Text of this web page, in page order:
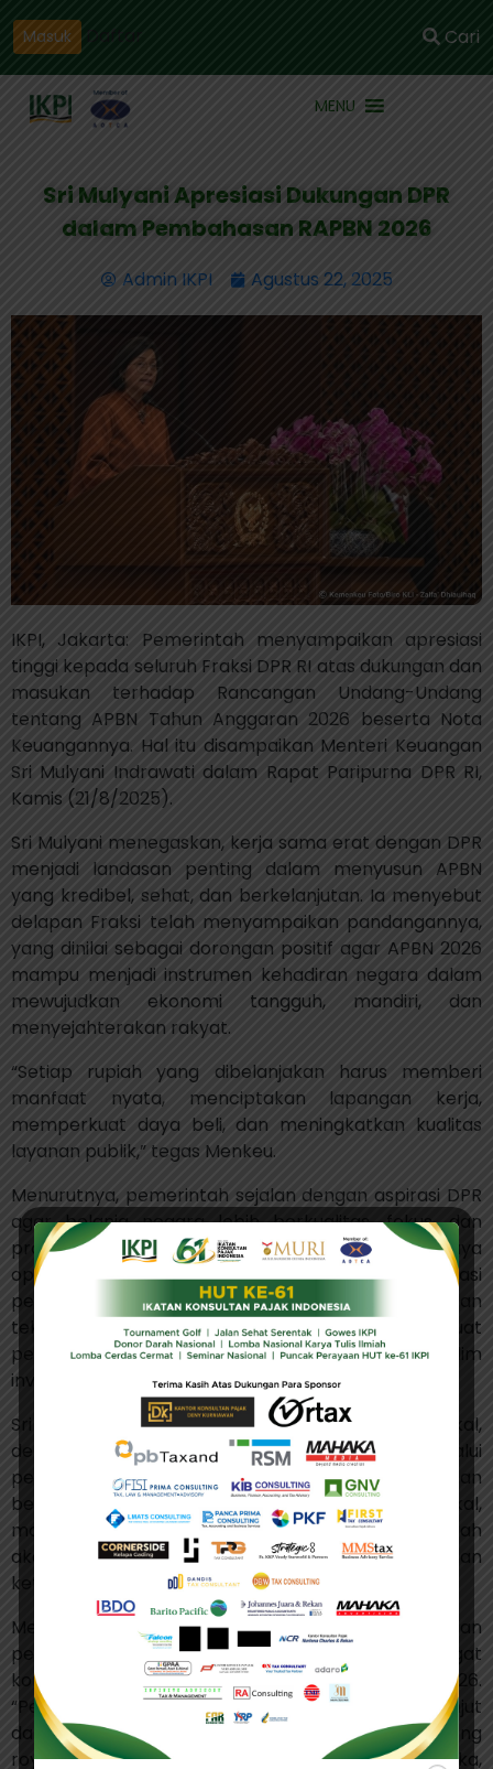
Masuk Cari
MENU
Sri Mulyani Apresiasi Dukungan DPR
dalam Pembahasan RAPBN 2026
Admin IKPI Agustus 22, 2025
IKPI, Jakarta: Pemerintah menyampaikan apresiasi
tinggi kepada seluruh Fraksi DPR RI atas dukungan dan
masukan terhadap Rancangan Undang-Undang
tentang APBN Tahun Anggaran 2026 beserta Nota
Keuangannya. Hal itu disampaikan Menteri Keuangan
Sri Mulyani Indrawati dalam Rapat Paripurna DPR RI,
Kamis (21/8/2025).
Sri Mulyani menegaskan, kerja sama erat dengan DPR
menjadi landasan penting dalam menyusun APBN
yang kredibel, sehat, dan berkelanjutan. Ia menyebut
delapan Fraksi telah menyampaikan pandangannya,
yang dinilai sebagai dorongan positif agar APBN 2026
mampu menjadi instrumen kehadiran negara dalam
mewujudkan ekonomi tangguh, mandiri, dan
menyejahterakan rakyat.
“Setiap rupiah yang dibelanjakan harus memberi
manfaat nyata, menciptakan lapangan kerja,
memperkuat daya beli, dan meningkatkan kualitas
layanan publik,” tegas Menkeu.
Menurutnya, pemerintah sejalan dengan aspirasi DPR
agar belanja negara lebih berkualitas, fokus, dan
produktif. Selain itu, dukungan DPR dalam upaya
optimalisasi pendapatan negara melalui reformasi
perpajakan, penguatan PNBP, serta pemanfaatan
teknologi digital akan semakin memperkuat
penerimaan negara tanpa mengesampingkan iklim
investasi dan keberlanjutan dunia usaha.
Sri Mulyani juga menekankan pentingnya disiplin fiskal,
dengan menjaga defisit di bawah 3 persen PDB melalui
pengelolaan anggaran yang sehat, prudent, dan
berkelanjutan. Untuk itu, sinergi kebijakan fiskal,
moneter, sektor keuangan, dan pemerintah daerah
akan terus diperkuat demi menjaga stabilitas dan
ketahanan ekonomi nasional.
Menkeu juga menyampaikan terima kasih dan
penghargaan kepada DPR RI atas semangat
konstruktif dalam pembahasan RAPBN 2026.
“Pemerintah berharap pembahasan lebih lanjut
dapat terus dilaksanakan dengan semangat gotong
royong demi terwujudnya Indonesia yang merdeka,